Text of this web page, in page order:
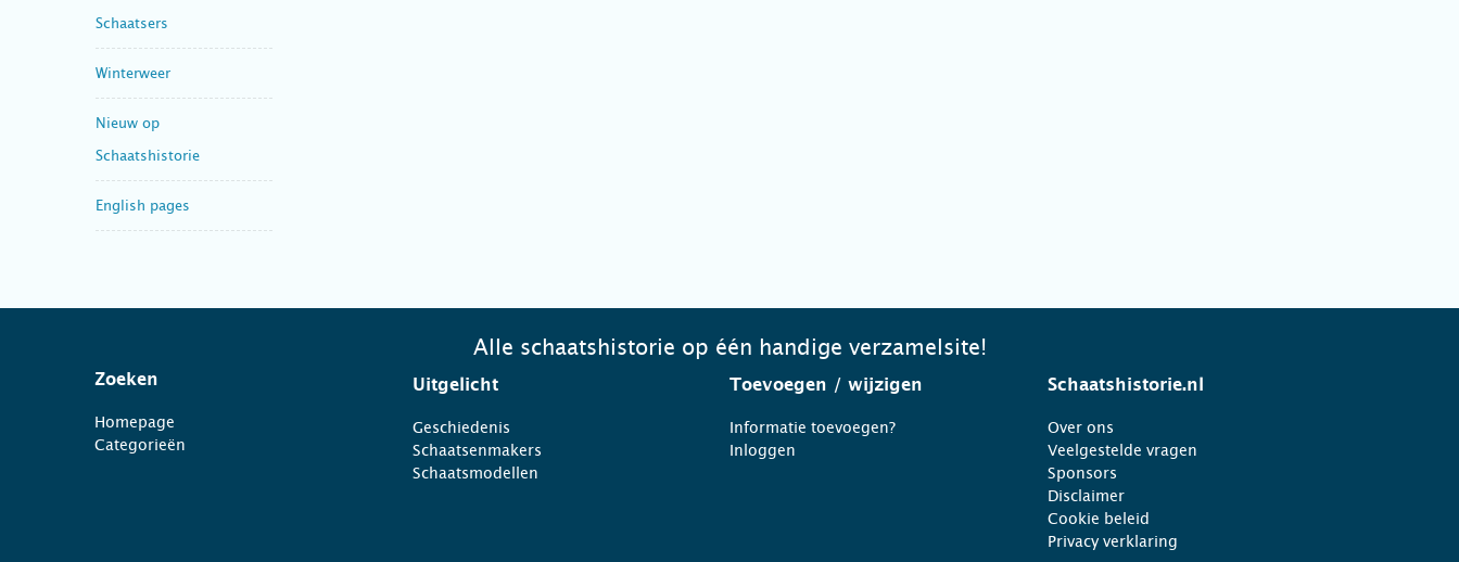
Schaatsers
Winterweer
Nieuw op
Schaatshistorie
English pages
Alle schaatshistorie op één handige verzamelsite!
Zoeken
Homepage
Categorieën
Uitgelicht
Geschiedenis
Schaatsenmakers
Schaatsmodellen
Toevoegen / wijzigen
Informatie toevoegen?
Inloggen
Schaatshistorie.nl
Over ons
Veelgestelde vragen
Sponsors
Disclaimer
Cookie beleid
Privacy verklaring